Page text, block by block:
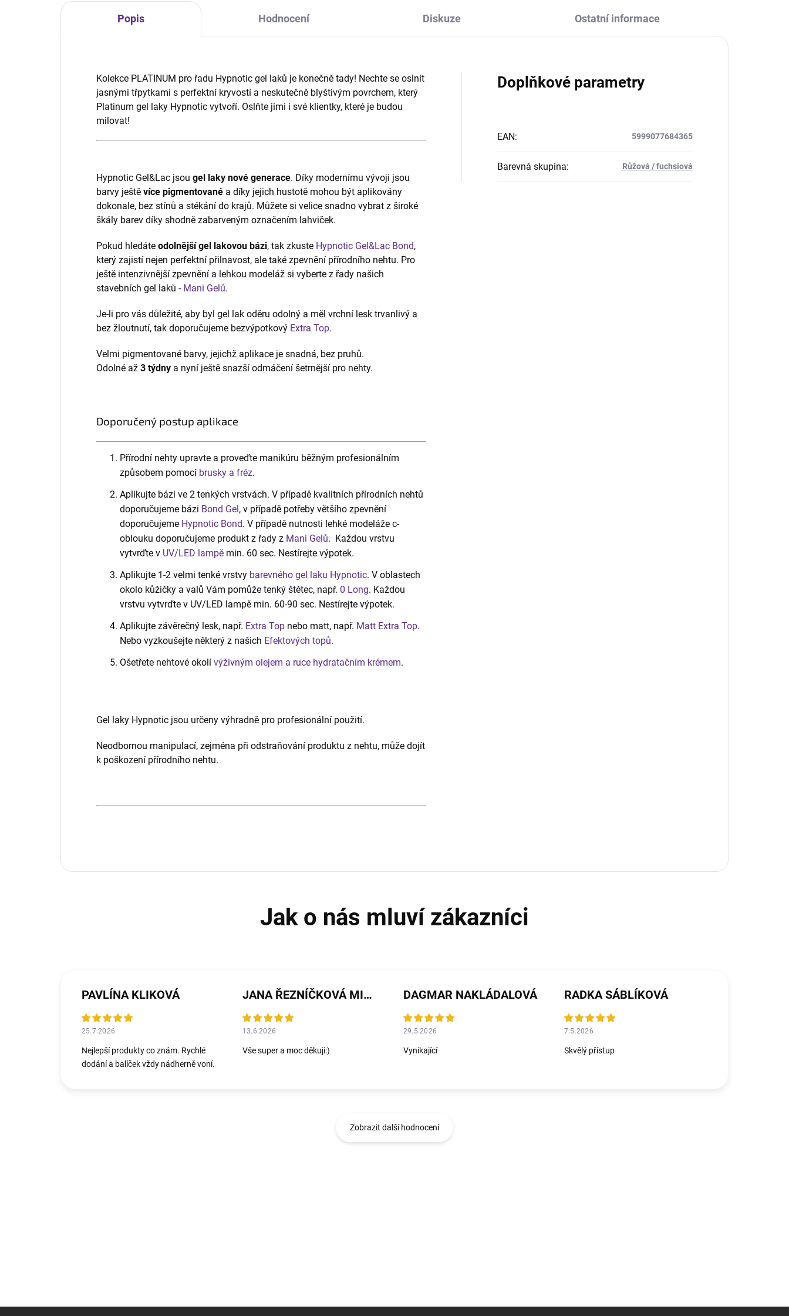
Popis Hodnocení Diskuze Ostatní informace
Kolekce PLATINUM pro řadu Hypnotic gel laků je konečně tady! Nechte se oslnit
jasnými třpytkami s perfektní kryvostí a neskutečně blyštivým povrchem, který
Platinum gel laky Hypnotic vytvoří. Oslňte jimi i své klientky, které je budou
milovat!
Hypnotic Gel&Lac jsou gel laky nové generace. Díky modernímu vývoji jsou
barvy ještě více pigmentované a díky jejich hustotě mohou být aplikovány
dokonale, bez stínů a stékání do krajů. Můžete si velice snadno vybrat z široké
škály barev díky shodně zabarveným označením lahviček.
Pokud hledáte odolnější gel lakovou bázi, tak zkuste Hypnotic Gel&Lac Bond,
který zajistí nejen perfektní přilnavost, ale také zpevnění přírodního nehtu. Pro
ještě intenzivnější zpevnění a lehkou modeláž si vyberte z řady našich
stavebních gel laků - Mani Gelů.
Je-li pro vás důležité, aby byl gel lak oděru odolný a měl vrchní lesk trvanlivý a
bez žloutnutí, tak doporučujeme bezvýpotkový Extra Top.
Velmi pigmentované barvy, jejichž aplikace je snadná, bez pruhů.
Odolné až 3 týdny a nyní ještě snazší odmáčení šetrnější pro nehty.
Doporučený postup aplikace
Přírodní nehty upravte a proveďte manikúru běžným profesionálním
způsobem pomocí brusky a fréz.
Aplikujte bázi ve 2 tenkých vrstvách. V případě kvalitních přírodních nehtů
doporučujeme bázi Bond Gel, v případě potřeby většího zpevnění
doporučujeme Hypnotic Bond. V případě nutnosti lehké modeláže c-
oblouku doporučujeme produkt z řady z Mani Gelů. Každou vrstvu
vytvrďte v UV/LED lampě min. 60 sec. Nestírejte výpotek.
Aplikujte 1-2 velmi tenké vrstvy barevného gel laku Hypnotic. V oblastech
okolo kůžičky a valů Vám pomůže tenký štětec, např. 0 Long. Každou
vrstvu vytvrďte v UV/LED lampě min. 60-90 sec. Nestírejte výpotek.
Aplikujte závěrečný lesk, např. Extra Top nebo matt, např. Matt Extra Top.
Nebo vyzkoušejte některý z našich Efektových topů.
Ošetřete nehtové okolí výživným olejem a ruce hydratačním krémem.
Gel laky Hypnotic jsou určeny výhradně pro profesionální použití.
Neodbornou manipulací, zejména při odstraňování produktu z nehtu, může dojít
k poškození přírodního nehtu.
Doplňkové parametry
EAN: 5999077684365
Barevná skupina: Růžová / fuchsiová
PAVLÍNA KLIKOVÁ
25.7.2026
Nejlepší produkty co znám. Rychlé
dodání a balíček vždy nádherně voní.
JANA ŘEZNÍČKOVÁ MICHALIČKOVÁ
13.6.2026
Vše super a moc děkuji:)
DAGMAR NAKLÁDALOVÁ
29.5.2026
Vynikající
RADKA SÁBLÍKOVÁ
7.5.2026
Skvělý přístup
Zobrazit další hodnocení